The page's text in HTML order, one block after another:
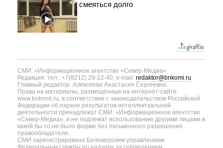
смеяться долго
СМИ: «Информационное агентство «Север-Медиа»
Редакция: тел.: +7(8212) 29-12-40, e-mail: redaktor@bnkomi.ru
Главный редактор: Алексеева Анастасия Сергеевна.
Права на материалы, размещённые на интернет-сайте
www.bnkomi.ru, в соответствии с законодательством Российской
Федерации об охране результатов интеллектуальной
деятельности принадлежат СМИ: «Информационное агентство
«Север-Медиа», и не подлежат использованию другими лицами в
какой бы то ни было форме без письменного разрешения
правообладателя.
СМИ зарегистрировано Беломорским управлением